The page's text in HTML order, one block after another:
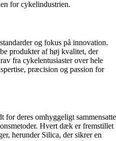
for cykelindustrien.
og fokus på innovation.
produkter af høj kvalitet, der
fra cykelentusiaster over hele
præcision og passion for
for deres omhyggeligt sammensatte
Hvert dæk er fremstillet
herunder Silica, der sikrer en